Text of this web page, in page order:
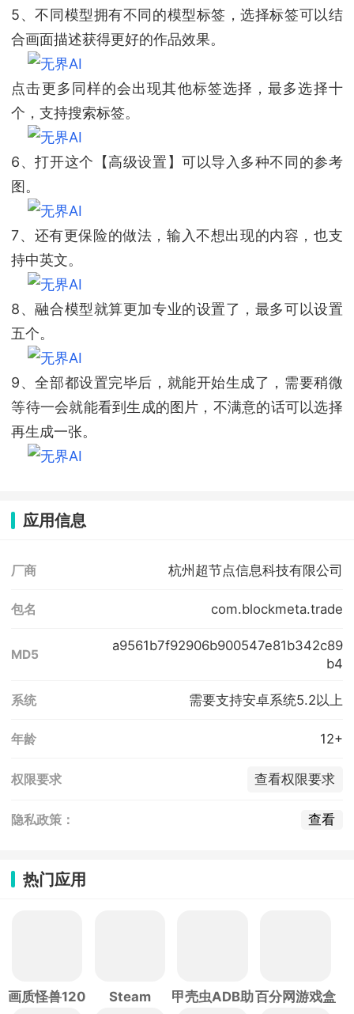
5、不同模型拥有不同的模型标签，选择标签可以结
合画面描述获得更好的作品效果。
点击更多同样的会出现其他标签选择，最多选择十
个，支持搜索标签。
6、打开这个【高级设置】可以导入多种不同的参考
图。
7、还有更保险的做法，输入不想出现的内容，也支
持中英文。
8、融合模型就算更加专业的设置了，最多可以设置
五个。
9、全部都设置完毕后，就能开始生成了，需要稍微
等待一会就能看到生成的图片，不满意的话可以选择
再生成一张。
应用信息
厂商 杭州超节点信息科技有限公司
包名 com.blockmeta.trade
MD5
a9561b7f92906b900547e81b342c89
b4
系统 需要支持安卓系统5.2以上
年龄 12+
权限要求 查看权限要求
隐私政策： 查看
热门应用
画质怪兽120
Steam
甲壳虫ADB助百分网游戏盒